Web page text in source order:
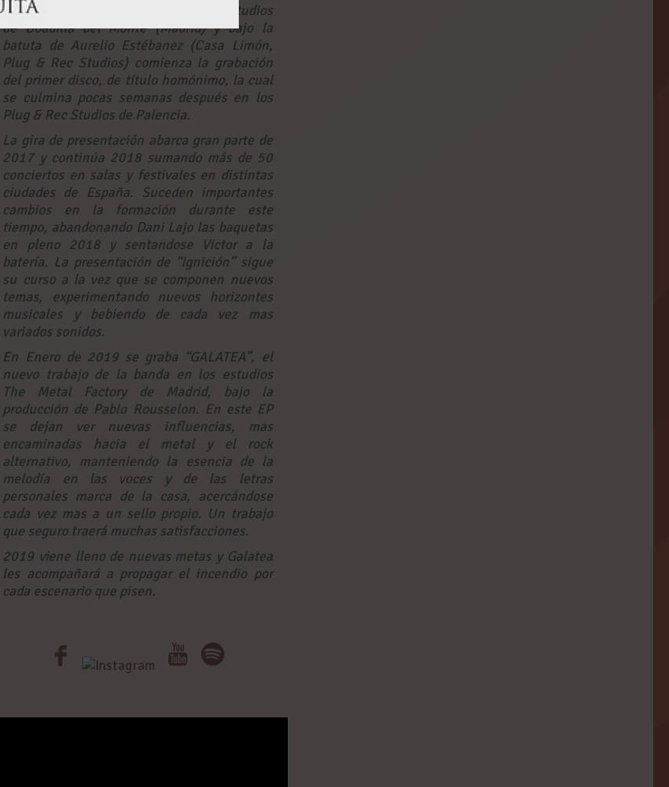
En Noviembre de 2016, en los PKO Studios
de Boadilla del Monte (Madrid) y bajo la
batuta de Aurelio Estébanez (Casa Limón,
Plug & Rec Studios) comienza la grabación
del primer disco, de título homónimo, la cual
se culmina pocas semanas después en los
Plug & Rec Studios de Palencia.
La gira de presentación abarca gran parte de
2017 y continúa 2018 sumando más de 50
conciertos en salas y festivales en distintas
ciudades de España. Suceden importantes
cambios en la formación durante este
tiempo, abandonando Dani Lajo las baquetas
en pleno 2018 y sentandose Victor a la
batería. La presentación de “Ignición” sigue
su curso a la vez que se componen nuevos
temas, experimentando nuevos horizontes
musicales y bebiendo de cada vez mas
variados sonidos.
En Enero de 2019 se graba “GALATEA”, el
nuevo trabajo de la banda en los estudios
The Metal Factory de Madrid, bajo la
producción de Pablo Rousselon. En este EP
se dejan ver nuevas influencias, mas
encaminadas hacia el metal y el rock
alternativo, manteniendo la esencia de la
melodía en las voces y de las letras
personales marca de la casa, acercándose
cada vez mas a un sello propio. Un trabajo
que seguro traerá muchas satisfacciones.
2019 viene lleno de nuevas metas y Galatea
les acompañará a propagar el incendio por
cada escenario que pisen.